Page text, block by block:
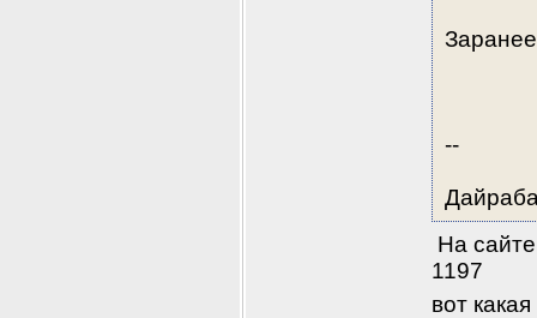
--
На
1197
вот